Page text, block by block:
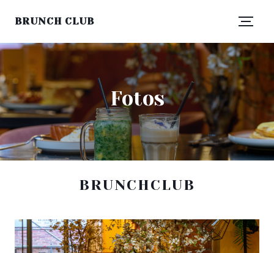
BRUNCH CLUB
Fotos
BRUNCHCLUB